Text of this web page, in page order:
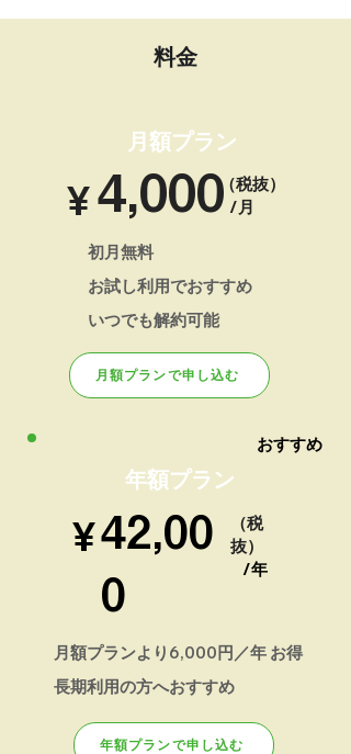
料金
月額プラン
​¥​4,000（税抜）
/月
​初月無料
お試し利用でおすすめ
​いつでも解約可能
月額プランで申し込む
年額プラン
​¥42,00
0
（税
抜）
/年
月額プランより6,000円／年 お得
長期利用の方へおすすめ
年額プランで申し込む
おすすめ